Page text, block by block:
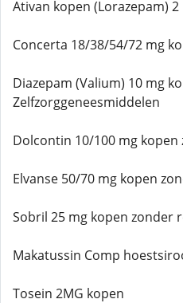
Ativan kopen (Lorazepam)
Concerta 18/38/54/72 mg
Diazepam (Valium) 10 mg
Zelfzorggeneesmiddelen
Dolcontin 10/100 mg
Elvanse 50/70 mg kopen
Sobril 25 mg kopen zonder
Makatussin Comp
Tosein 2MG kopen